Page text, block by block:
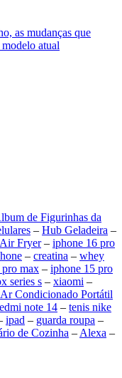
as mudanças que
atual
de Figurinhas da
– Hub Geladeira –
Air Fryer– iphone 16 pro
– creatina – whey
max – iphone 15 pro
series s – xiaomi –
Ar Condicionado Portátil
note 14 – tenis nike
ipad – guarda roupa –
de Cozinha – Alexa –